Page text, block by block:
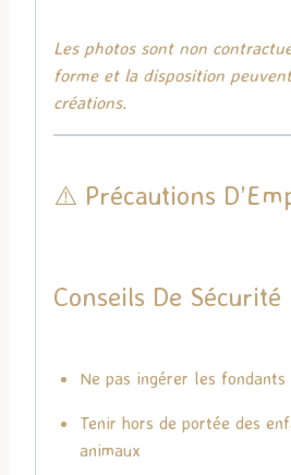
Les photos sont non
forme et la disposition
créations.
⚠️ Précautions
Conseils De Sécurité
Ne pas ingérer les fondants
Tenir hors de portée des
animaux